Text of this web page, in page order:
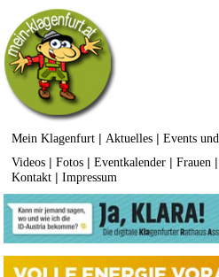
Mein Klagenfurt | Aktuelles |Events
Videos |Fotos |Eventkalender |Frauen
Kontakt |Impressum